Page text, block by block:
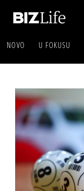
NOVO U FOKUSU